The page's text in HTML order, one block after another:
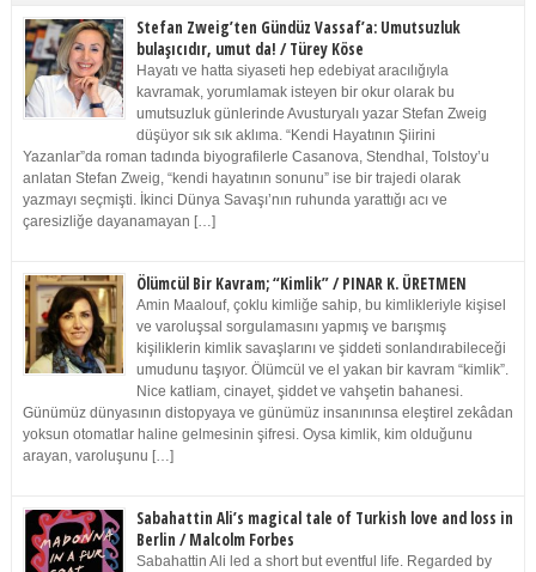
Stefan Zweig’ten Gündüz Vassaf’a: Umutsuzluk
bulaşıcıdır, umut da! / Türey Köse
Hayatı ve hatta siyaseti hep edebiyat aracılığıyla
kavramak, yorumlamak isteyen bir okur olarak bu
umutsuzluk günlerinde Avusturyalı yazar Stefan Zweig
düşüyor sık sık aklıma. “Kendi Hayatının Şiirini
Yazanlar”da roman tadında biyografilerle Casanova, Stendhal, Tolstoy’u
anlatan Stefan Zweig, “kendi hayatının sonunu” ise bir trajedi olarak
yazmayı seçmişti. İkinci Dünya Savaşı’nın ruhunda yarattığı acı ve
çaresizliğe dayanamayan […]
Ölümcül Bir Kavram; “Kimlik” / PINAR K. ÜRETMEN
Amin Maalouf, çoklu kimliğe sahip, bu kimlikleriyle kişisel
ve varoluşsal sorgulamasını yapmış ve barışmış
kişiliklerin kimlik savaşlarını ve şiddeti sonlandırabileceği
umudunu taşıyor. Ölümcül ve el yakan bir kavram “kimlik”.
Nice katliam, cinayet, şiddet ve vahşetin bahanesi.
Günümüz dünyasının distopyaya ve günümüz insanınınsa eleştirel zekâdan
yoksun otomatlar haline gelmesinin şifresi. Oysa kimlik, kim olduğunu
arayan, varoluşunu […]
Sabahattin Ali’s magical tale of Turkish love and loss in
Berlin / Malcolm Forbes
Sabahattin Ali led a short but eventful life. Regarded by